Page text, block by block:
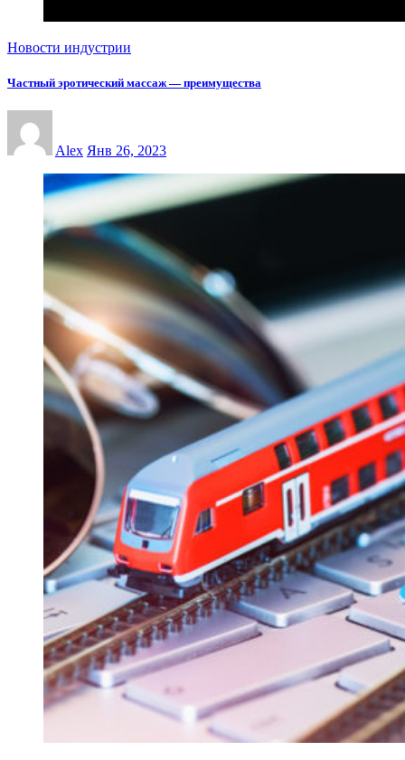
Новости индустрии
Частный эротический массаж — преимущества
Alex Янв 26, 2023